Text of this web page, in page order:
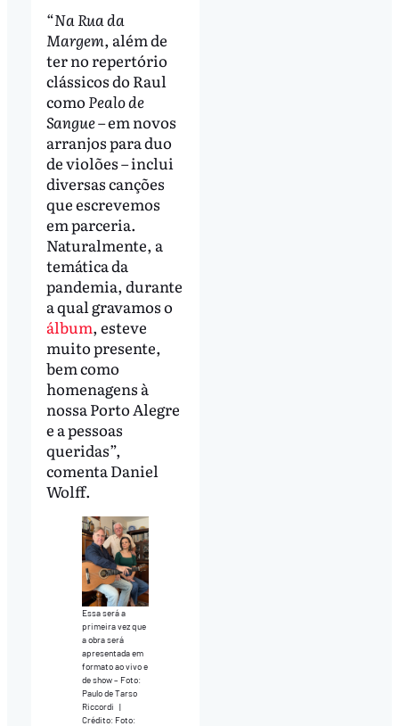
“Na Rua da
Margem, além de
ter no repertório
clássicos do Raul
como Pealo de
Sangue– em novos
arranjos para duo
de violões – inclui
diversas canções
que escrevemos
em parceria.
Naturalmente, a
temática da
pandemia, durante
a qual gravamos o
álbum, esteve
muito presente,
bem como
homenagens à
nossa Porto Alegre
e a pessoas
queridas”,
comenta Daniel
Wolff.
Essa será a
primeira vez que
a obra será
apresentada em
formato ao vivo e
de show – Foto:
Paulo de Tarso
Riccordi |
Crédito: Foto: